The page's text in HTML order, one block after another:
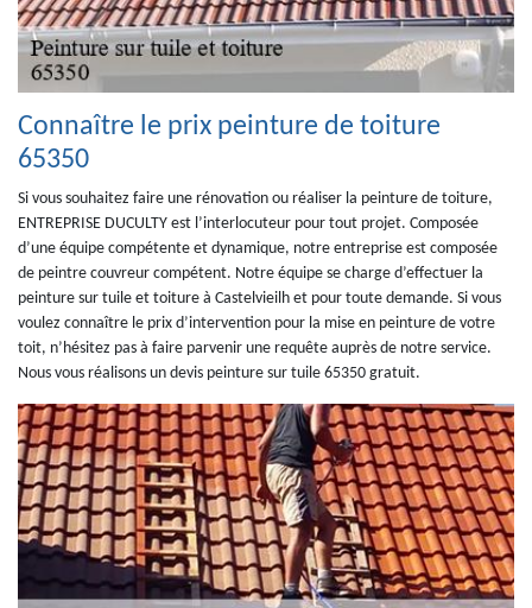
Connaître le prix peinture de toiture
65350
Si vous souhaitez faire une rénovation ou réaliser la peinture de toiture,
ENTREPRISE DUCULTY est l’interlocuteur pour tout projet. Composée
d’une équipe compétente et dynamique, notre entreprise est composée
de peintre couvreur compétent. Notre équipe se charge d’effectuer la
peinture sur tuile et toiture à Castelvieilh et pour toute demande. Si vous
voulez connaître le prix d’intervention pour la mise en peinture de votre
toit, n’hésitez pas à faire parvenir une requête auprès de notre service.
Nous vous réalisons un devis peinture sur tuile 65350 gratuit.